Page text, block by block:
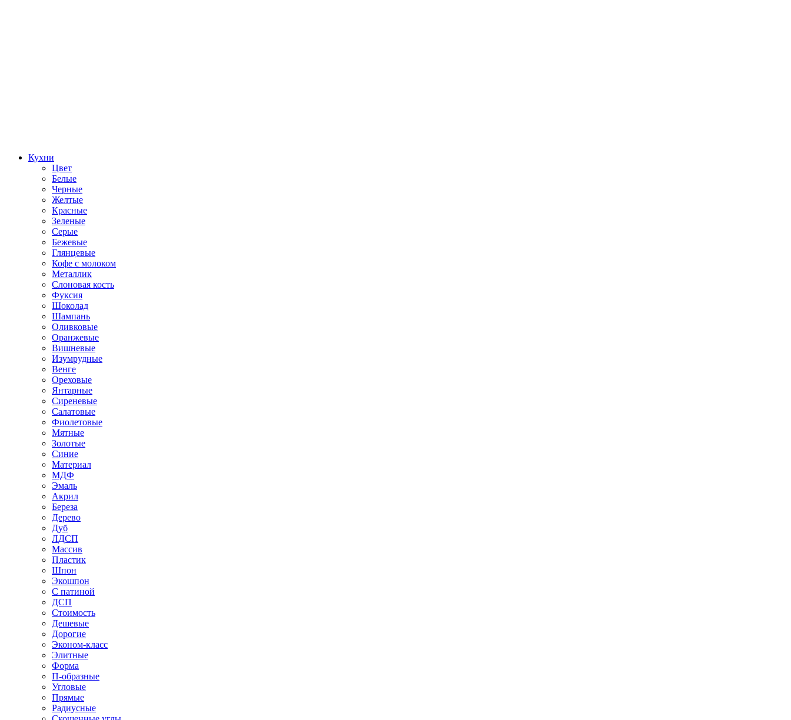
Кухни
Цвет
Белые
Черные
Желтые
Красные
Зеленые
Серые
Бежевые
Глянцевые
Кофе с молоком
Металлик
Слоновая кость
Фуксия
Шоколад
Шампань
Оливковые
Оранжевые
Вишневые
Изумрудные
Венге
Ореховые
Янтарные
Сиреневые
Салатовые
Фиолетовые
Мятные
Золотые
Синие
Материал
МДФ
Эмаль
Акрил
Береза
Дерево
Дуб
ЛДСП
Массив
Пластик
Шпон
Экошпон
С патиной
ДСП
Стоимость
Дешевые
Дорогие
Эконом-класс
Элитные
Форма
П-образные
Угловые
Прямые
Радиусные